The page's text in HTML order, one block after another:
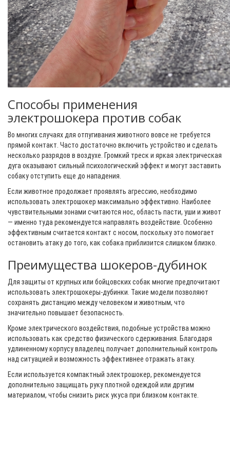
Способы применения
электрошокера против собак
Во многих случаях для отпугивания животного вовсе не требуется
прямой контакт. Часто достаточно включить устройство и сделать
несколько разрядов в воздухе. Громкий треск и яркая электрическая
дуга оказывают сильный психологический эффект и могут заставить
собаку отступить еще до нападения.
Если животное продолжает проявлять агрессию, необходимо
использовать электрошокер максимально эффективно. Наиболее
чувствительными зонами считаются нос, область пасти, уши и живот
— именно туда рекомендуется направлять воздействие. Особенно
эффективным считается контакт с носом, поскольку это помогает
остановить атаку до того, как собака приблизится слишком близко.
Преимущества шокеров-дубинок
Для защиты от крупных или бойцовских собак многие предпочитают
использовать электрошокеры-дубинки. Такие модели позволяют
сохранять дистанцию между человеком и животным, что
значительно повышает безопасность.
Кроме электрического воздействия, подобные устройства можно
использовать как средство физического сдерживания. Благодаря
удлиненному корпусу владелец получает дополнительный контроль
над ситуацией и возможность эффективнее отражать атаку.
Если используется компактный электрошокер, рекомендуется
дополнительно защищать руку плотной одеждой или другим
материалом, чтобы снизить риск укуса при близком контакте.